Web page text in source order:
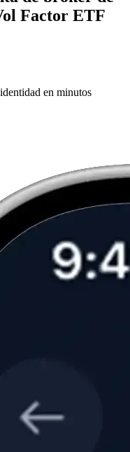
Factor ETF
en minutos